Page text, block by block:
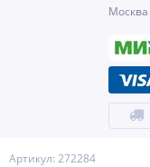
Артикул: 272284
Москва